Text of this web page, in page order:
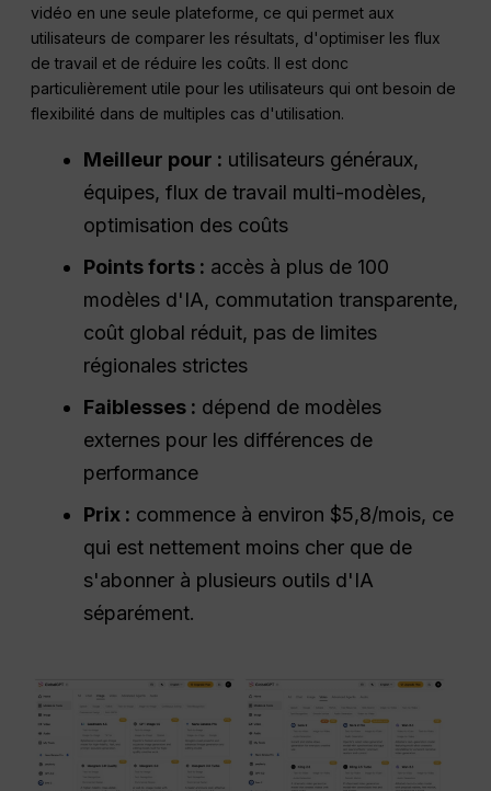
vidéo en une seule plateforme, ce qui permet aux
utilisateurs de comparer les résultats, d'optimiser les flux
de travail et de réduire les coûts. Il est donc
particulièrement utile pour les utilisateurs qui ont besoin de
flexibilité dans de multiples cas d'utilisation.
Meilleur pour : utilisateurs généraux,
équipes, flux de travail multi-modèles,
optimisation des coûts
Points forts : accès à plus de 100
modèles d'IA, commutation transparente,
coût global réduit, pas de limites
régionales strictes
Faiblesses : dépend de modèles
externes pour les différences de
performance
Prix : commence à environ $5,8/mois, ce
qui est nettement moins cher que de
s'abonner à plusieurs outils d'IA
séparément.